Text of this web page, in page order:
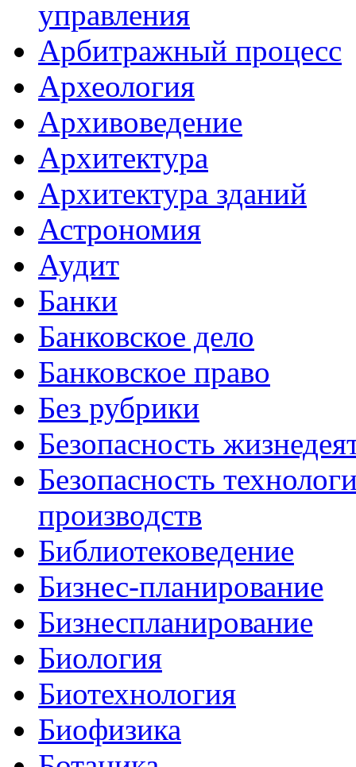
управления
Арбитражный процесс
Археология
Архивоведение
Архитектура
Архитектура зданий
Астрономия
Аудит
Банки
Банковское дело
Банковское право
Без рубрики
Безопасность
Безопасность
производств
Библиотековедение
Бизнес-планирование
Бизнеспланирование
Биология
Биотехнология
Биофизика